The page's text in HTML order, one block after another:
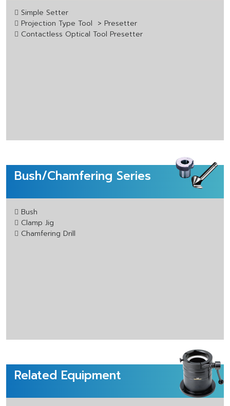
Simple Setter
Projection Type Tool > Presetter
Contactless Optical Tool Presetter
Bush/Chamfering Series
Bush
Clamp Jig
Chamfering Drill
Related Equipment